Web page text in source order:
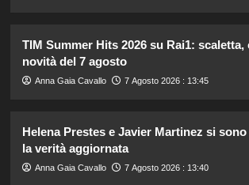
5
Grande Fratello Vip?
1
Bella Thorne rivela i
TIM Summer Hits 2026 su Rai1: scaletta,
novità del 7 agosto
Anna Gaia Cavallo 7 Agosto 2026 : 13:45
Helena Prestes e Javier Martinez si
la verità aggiornata
Anna Gaia Cavallo 7 Agosto 2026 : 13:40